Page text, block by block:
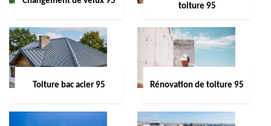
toiture 95
Toiture bac acier 95 Rénovation de toiture 95